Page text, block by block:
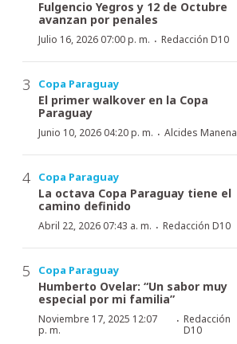
Fulgencio Yegros y 12 de Octubre
avanzan por penales
Julio 16, 2026 07:00 p. m. · Redacción D10
Copa Paraguay
El primer walkover en la Copa
Paraguay
Junio 10, 2026 04:20 p. m. · Alcides Manena
Copa Paraguay
La octava Copa Paraguay tiene el
camino definido
Abril 22, 2026 07:43 a. m. · Redacción D10
Copa Paraguay
Humberto Ovelar: “Un sabor muy
especial por mi familia”
Noviembre 17, 2025 12:07
p. m.
·Redacción
D10